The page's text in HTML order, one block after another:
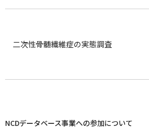
二次性骨髄繊維症の実態調査
NCDデータベース事業への参加について